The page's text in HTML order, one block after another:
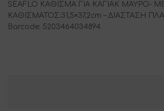
SEAFLO ΚΑΘΙΣΜΑ ΓΙΑ ΚΑΓΙΑΚ ΜΑΥΡΟ-
ΚΑΘΙΣΜΑΤΟΣ:31,5×37,2cm – ΔΙΑΣΤΑΣΗ
Barcode: 5203464034894